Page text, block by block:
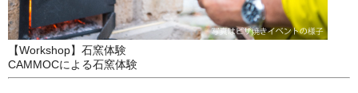
【Workshop】石窯体験
CAMMOCによる石窯体験